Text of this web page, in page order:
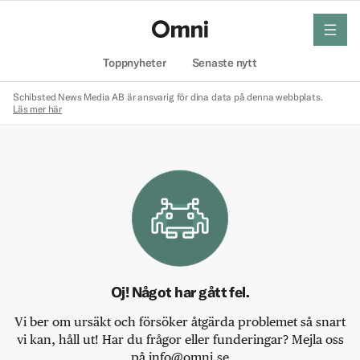
Toppnyheter Senaste nytt
meny
Schibsted News Media AB är ansvarig för dina data på denna webbplats.
Läs mer här
Oj! Något har gått fel.
Vi ber om ursäkt och försöker åtgärda problemet så snart
vi kan, håll ut! Har du frågor eller funderingar? Mejla oss